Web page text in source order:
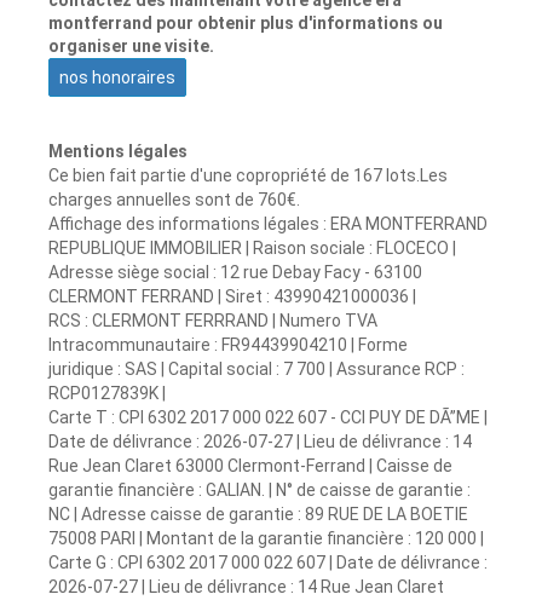
montferrand pour obtenir plus d'informations ou
organiser une visite.
nos honoraires
Mentions légales
Ce bien fait partie d'une copropriété de 167 lots.Les
charges annuelles sont de 760€.
Affichage des informations légales : ERA MONTFERRAND
REPUBLIQUE IMMOBILIER | Raison sociale : FLOCECO |
Adresse siège social : 12 rue Debay Facy - 63100
CLERMONT FERRAND | Siret : 43990421000036 |
RCS : CLERMONT FERRRAND | Numero TVA
Intracommunautaire : FR94439904210 | Forme
juridique : SAS | Capital social : 7 700 | Assurance RCP :
RCP0127839K |
Carte T : CPI 6302 2017 000 022 607 - CCI PUY DE DÃ”ME |
Date de délivrance : 2026-07-27 | Lieu de délivrance : 14
Rue Jean Claret 63000 Clermont-Ferrand | Caisse de
garantie financière : GALIAN. | N° de caisse de garantie :
NC | Adresse caisse de garantie : 89 RUE DE LA BOETIE
75008 PARI | Montant de la garantie financière : 120 000 |
Carte G : CPI 6302 2017 000 022 607 | Date de délivrance :
2026-07-27 | Lieu de délivrance : 14 Rue Jean Claret